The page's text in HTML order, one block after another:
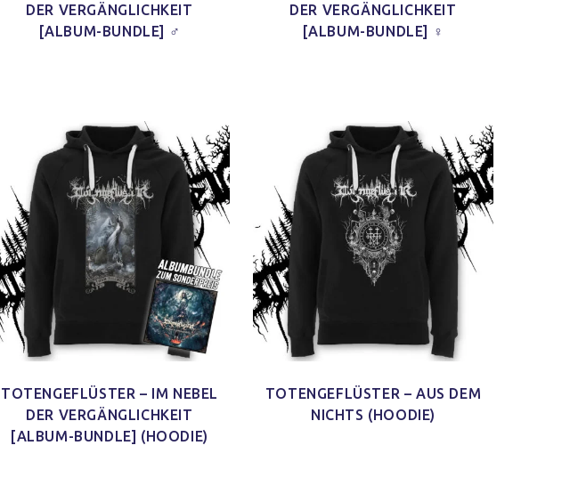
immer nur diese Bandshirts.
Jonas H.
DER VERGÄNGLICHKEIT
[ALBUM-BUNDLE] ♂
DER VERGÄNGLICHKEIT
[ALBUM-BUNDLE] ♀
TOTENGEFLÜSTER – IM NEBEL
DER VERGÄNGLICHKEIT
[ALBUM-BUNDLE] (HOODIE)
TOTENGEFLÜSTER – AUS DEM
NICHTS (HOODIE)